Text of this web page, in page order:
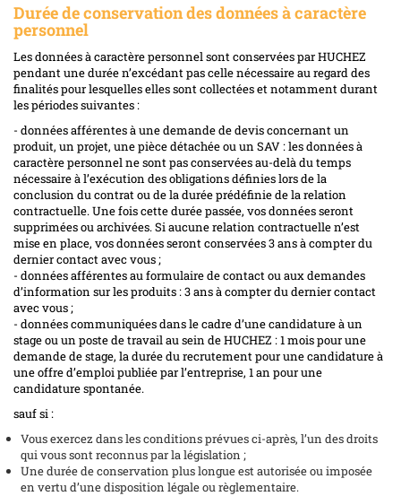
Durée de conservation des données à caractère
personnel
Les données à caractère personnel sont conservées par HUCHEZ
pendant une durée n’excédant pas celle nécessaire au regard des
finalités pour lesquelles elles sont collectées et notamment durant
les périodes suivantes :
- données afférentes à une demande de devis concernant un
produit, un projet, une pièce détachée ou un SAV : les données à
caractère personnel ne sont pas conservées au-delà du temps
nécessaire à l’exécution des obligations définies lors de la
conclusion du contrat ou de la durée prédéfinie de la relation
contractuelle. Une fois cette durée passée, vos données seront
supprimées ou archivées. Si aucune relation contractuelle n’est
mise en place, vos données seront conservées 3 ans à compter du
dernier contact avec vous ;
- données afférentes au formulaire de contact ou aux demandes
d’information sur les produits : 3 ans à compter du dernier contact
avec vous ;
- données communiquées dans le cadre d’une candidature à un
stage ou un poste de travail au sein de HUCHEZ : 1 mois pour une
demande de stage, la durée du recrutement pour une candidature à
une offre d’emploi publiée par l’entreprise, 1 an pour une
candidature spontanée.
sauf si :
Vous exercez dans les conditions prévues ci-après, l’un des droits
qui vous sont reconnus par la législation ;
Une durée de conservation plus longue est autorisée ou imposée
en vertu d’une disposition légale ou règlementaire.